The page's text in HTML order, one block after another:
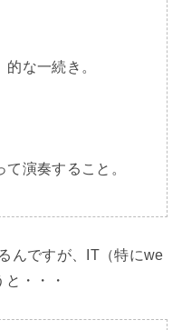
な一続き。
演奏すること。
んですが、IT（特にwe
・・・